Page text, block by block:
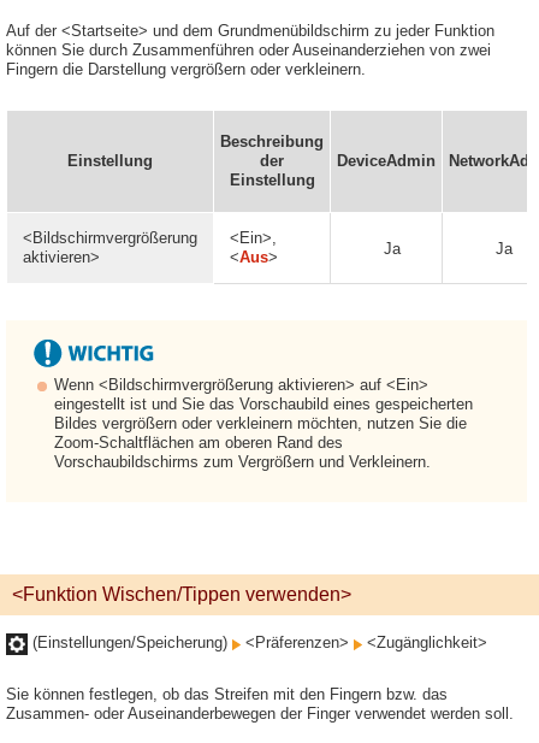
Auf der <Startseite> und dem Grundmenübildschirm zu jeder Funktion
können Sie durch Zusammenführen oder Auseinanderziehen von zwei
Fingern die Darstellung vergrößern oder verkleinern.
Einstellung
Beschreibung
der
Einstellung
DeviceAdmin
<Bildschirmvergrößerung
aktivieren>
<Ein>,
<Aus> Ja Ja
Wenn <Bildschirmvergrößerung aktivieren> auf <Ein>
eingestellt ist und Sie das Vorschaubild eines gespeicherten
Bildes vergrößern oder verkleinern möchten, nutzen Sie die
Zoom-Schaltflächen am oberen Rand des
Vorschaubildschirms zum Vergrößern und Verkleinern.
<Funktion Wischen/Tippen verwenden>
(Einstellungen/Speicherung) <Präferenzen> <Zugänglichkeit>
Sie können festlegen, ob das Streifen mit den Fingern bzw. das
Zusammen- oder Auseinanderbewegen der Finger verwendet werden soll.